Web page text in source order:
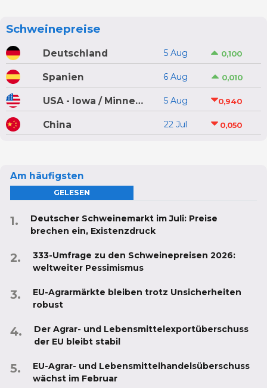
Schweinepreise
Deutschland 5 Aug 0,100
Spanien 6 Aug 0,010
USA - Iowa / Minnesota 5 Aug 0,940
China 22 Jul 0,050
Am häufigsten
GELESEN
Deutscher Schweinemarkt im Juli: Preise
brechen ein, Existenzdruck
333-Umfrage zu den Schweinepreisen 2026:
weltweiter Pessimismus
EU-Agrarmärkte bleiben trotz Unsicherheiten
robust
Der Agrar- und Lebensmittelexportüberschuss
der EU bleibt stabil
EU-Agrar- und Lebensmittelhandelsüberschuss
wächst im Februar